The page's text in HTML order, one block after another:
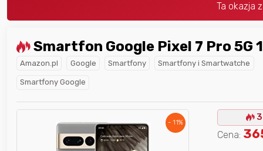
Smartfon Google Pixel 7 Pro 5G
Amazon.pl Google Smartfony Smartfony i Smartwatche
Smartfony Google
- 11%
Cena:
najlepszego
w poprzednim
Nagroda dlanajlepszego
użytkownikaw tym miesiącu: